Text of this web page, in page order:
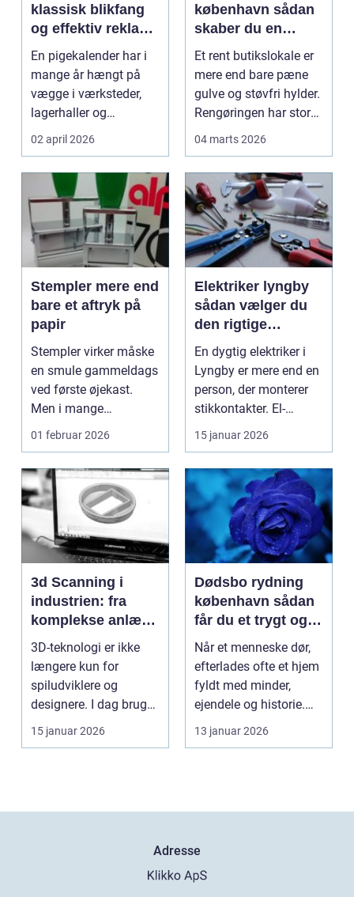
klassisk blikfang
og effektiv reklame
året rundt
En pigekalender har i
mange år hængt på
vægge i værksteder,
lagerhaller og
frokoststuer over hele
02 april 2026
københavn sådan
skaber du en
butik, kunderne
har lyst til at
komme tilbage til
Et rent butikslokale er
mere end bare pæne
gulve og støvfri hylder.
Rengøringen har stor
betydning f...
04 marts 2026
Stempler mere end
bare et aftryk på
papir
Stempler virker måske
en smule gammeldags
ved første øjekast.
Men i mange
virksomheder og også
01 februar 2026
Elektriker lyngby
sådan vælger du
den rigtige
fagmand
En dygtig elektriker i
Lyngby er mere end en
person, der monterer
stikkontakter. El-
installationer e...
15 januar 2026
3d Scanning i
industrien: fra
komplekse anlæg
til præcise
beslutninger
3D-teknologi er ikke
længere kun for
spiludviklere og
designere. I dag bruger
en lang række
virksomh...
15 januar 2026
Dødsbo rydning
københavn sådan
får du et trygt og
professionelt
forløb
Når et menneske dør,
efterlades ofte et hjem
fyldt med minder,
ejendele og historie.
For mange pårør...
13 januar 2026
Adresse